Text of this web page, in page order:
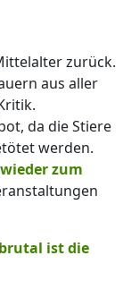
zurück.
aus aller
da die Stiere
werden.
zum
ist die